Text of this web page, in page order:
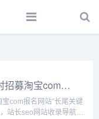
村招募淘宝com报名网站的长尾关键词是什么
宝com报名网站”长尾关键
站长seo网站收录导航网